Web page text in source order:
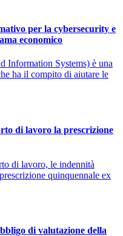
per la cybersecurity e
economico
Information Systems) è una
ha il compito di aiutare le
di lavoro la prescrizione
di lavoro, le indennità
quinquennale ex
di valutazione della